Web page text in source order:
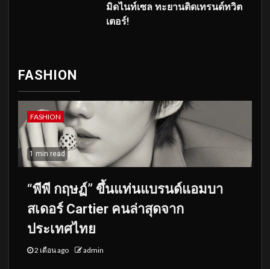
มิดไนท์เซล ทะยานติดเทรนด์ทวิต
เตอร์!
FASHION
FASHION
1 min read
“พีพี กฤษฏ์” ขึ้นแท่นแบรนด์แอมบา
สเดอร์ Cartier คนล่าสุดจาก
ประเทศไทย
2 เดือน ago admin